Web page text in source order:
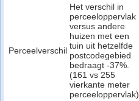
Perceelverschil
Het verschil in
perceeloppervlak
versus andere
huizen met een
tuin uit hetzelfde
postcodegebied
bedraagt -37%.
(161 vs 255
vierkante meter
perceeloppervlak)